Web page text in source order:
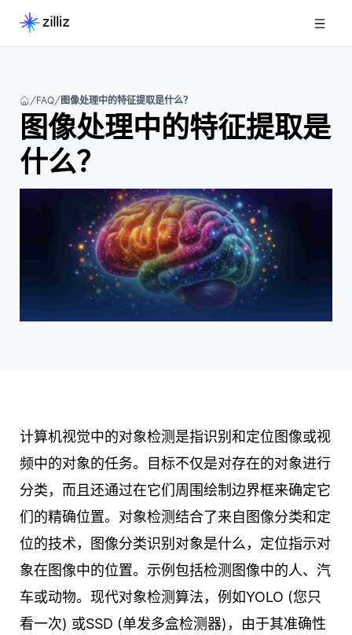
FAQ 图像处理中的特征提取是什么？
图像处理中的特征提取是
什么？
计算机视觉中的对象检测是指识别和定位图像或视
频中的对象的任务。目标不仅是对存在的对象进行
分类，而且还通过在它们周围绘制边界框来确定它
们的精确位置。对象检测结合了来自图像分类和定
位的技术，图像分类识别对象是什么，定位指示对
象在图像中的位置。示例包括检测图像中的人、汽
车或动物。现代对象检测算法，例如YOLO (您只
看一次) 或SSD (单发多盒检测器)，由于其准确性